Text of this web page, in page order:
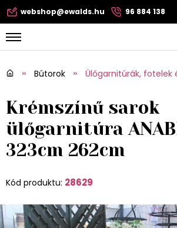
webshop@ewalds.hu 96 884 138
Bútorok Ülőgarnitúrák,
Krémszínű sarok
ülőgarnitúra
323cm 262cm
Kód produktu: 28629